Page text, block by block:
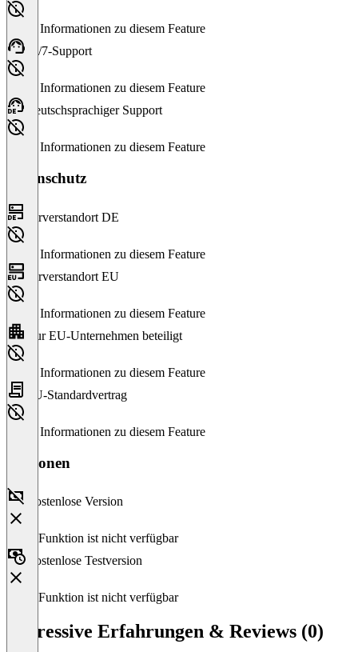
Keine Informationen zu diesem Feature
24/7-Support
Keine Informationen zu diesem Feature
Deutschsprachiger Support
Keine Informationen zu diesem Feature
Datenschutz
Serverstandort DE
Keine Informationen zu diesem Feature
Serverstandort EU
Keine Informationen zu diesem Feature
Nur EU-Unternehmen beteiligt
Keine Informationen zu diesem Feature
EU-Standardvertrag
Keine Informationen zu diesem Feature
Versionen
Kostenlose Version
Diese Funktion ist nicht verfügbar
Kostenlose Testversion
Diese Funktion ist nicht verfügbar
Espressive Erfahrungen & Reviews (0)